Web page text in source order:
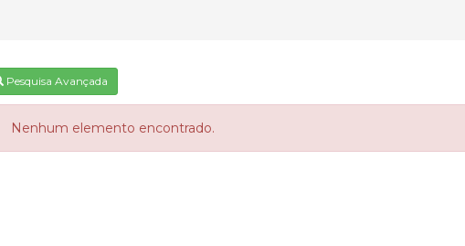
Pesquisa Avançada
Nenhum elemento encontrado.